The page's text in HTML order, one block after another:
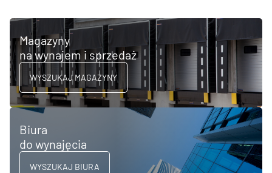
Magazyny
na wynajem i sprzedaż
WYSZUKAJ MAGAZYNY
Biura
do wynajęcia
WYSZUKAJ BIURA